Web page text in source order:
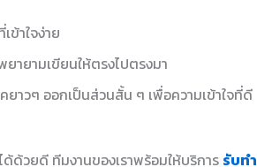
ข้าใจง่าย
ยายามเขียนให้ตรงไปตรงมา
ยาวๆ ออกเป็นส่วนสั้น ๆ เพื่อความเข้าใจที่ดี
ด้วยดี ทีมงานของเราพร้อมให้บริการ รับทำ